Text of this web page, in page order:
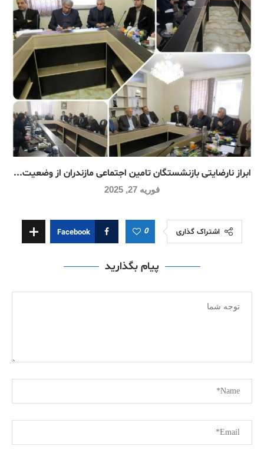
ابراز نارضایتی بازنشستگان تامین اجتماعی مازندران از وضعیت...
فوریه 27, 2025
اشتراک گذاری 0
Facebook
پیام بگذارید